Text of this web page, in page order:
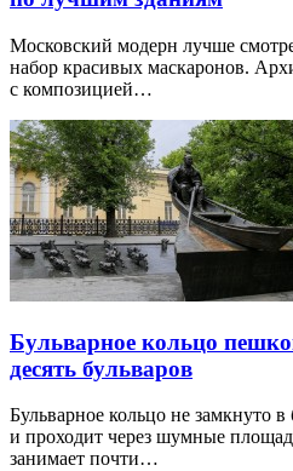
Московский модерн лучше
набор красивых маскаронов.
с композицией…
Бульварное кольцо
десять бульваров
Бульварное кольцо не замкнуто
и проходит через шумные
занимает почти…